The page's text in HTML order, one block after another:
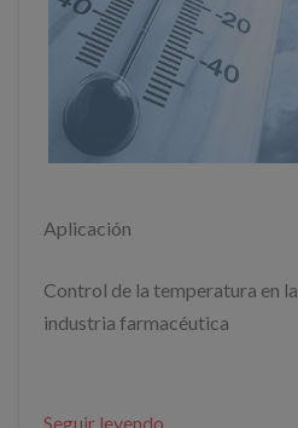
Aplicación
Control de la temperatura en la
industria farmacéutica
Seguir leyendo